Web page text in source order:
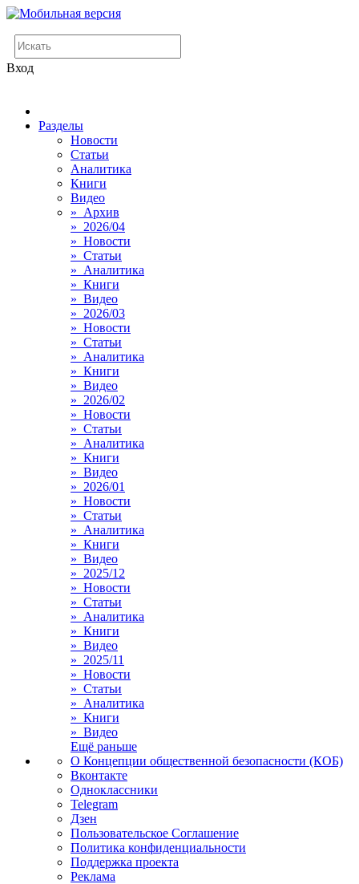
Вход
Разделы
Новости
Статьи
Аналитика
Книги
Видео
» Архив
» 2026/04
» Новости
» Статьи
» Аналитика
» Книги
» Видео
» 2026/03
» Новости
» Статьи
» Аналитика
» Книги
» Видео
» 2026/02
» Новости
» Статьи
» Аналитика
» Книги
» Видео
» 2026/01
» Новости
» Статьи
» Аналитика
» Книги
» Видео
» 2025/12
» Новости
» Статьи
» Аналитика
» Книги
» Видео
» 2025/11
» Новости
» Статьи
» Аналитика
» Книги
» Видео
Ещё раньше
О Концепции общественной безопасности (КОБ)
Вконтакте
Одноклассники
Telegram
Дзен
Пользовательское Соглашение
Политика конфиденциальности
Поддержка проекта
Реклама